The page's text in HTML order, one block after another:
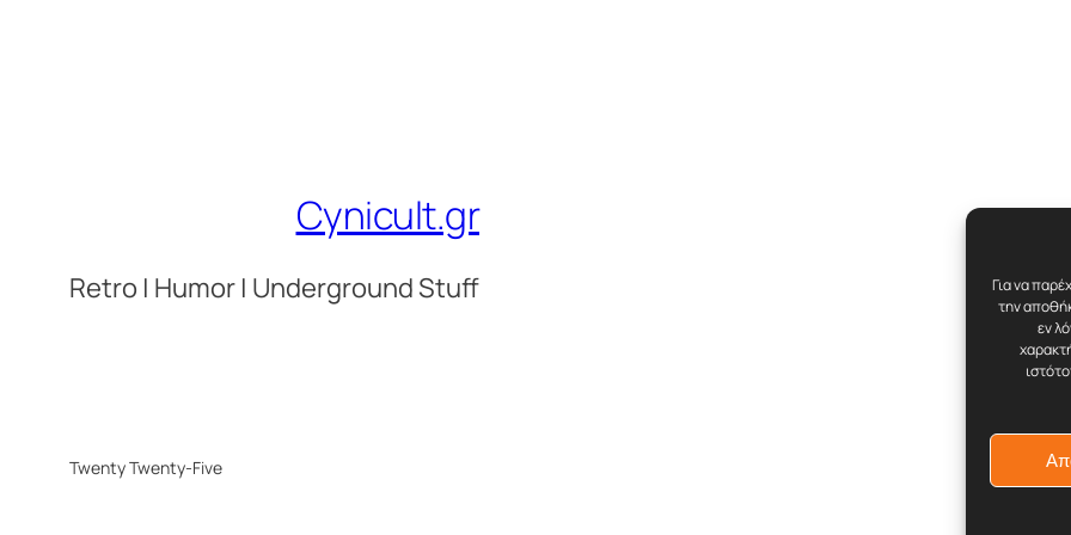
Για να
την
εν
Cynicult.gr
Retro | Humor | Underground Stuff
Twenty Twenty-Five